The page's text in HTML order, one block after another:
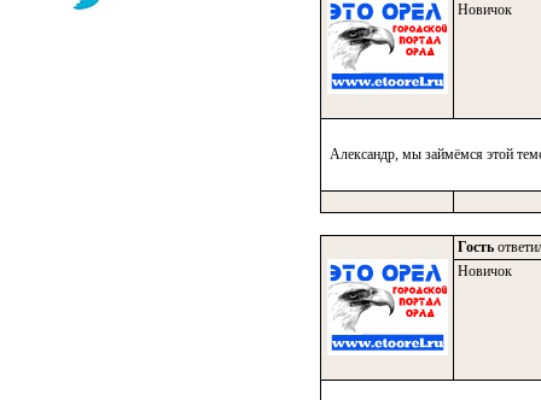
Новичок
Александр, мы займёмся этой
Гость
Новичок